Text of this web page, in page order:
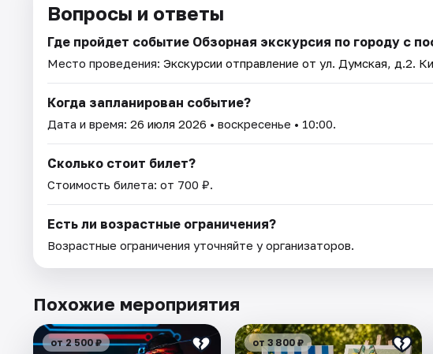
Вопросы и ответы
Где пройдет событие Обзорная экскурсия по городу с
Место проведения: Экскурсии отправление от ул. Думская, д.2.
Когда запланирован событие?
Дата и время: 26 июля 2026 • воскресенье • 10:00.
Сколько стоит билет?
Стоимость билета: от 700 ₽.
Есть ли возрастные ограничения?
Возрастные ограничения уточняйте у организаторов.
Похожие мероприятия
от 2 500 ₽ от 3 800 ₽